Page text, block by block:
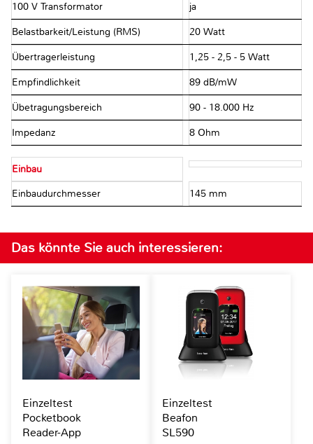
100 V Transformator ja
Belastbarkeit/Leistung (RMS) 20 Watt
Übertragerleistung 1,25 - 2,5 - 5 Watt
Empfindlichkeit 89 dB/mW
Übetragungsbereich 90 - 18.000 Hz
Impedanz 8 Ohm
Einbau
Einbaudurchmesser 145 mm
Das könnte Sie auch interessieren:
Einzeltest
Pocketbook
Reader-App
Einzeltest
Beafon
SL590